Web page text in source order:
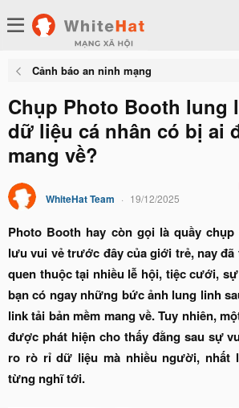
Cảnh báo an ninh mạng
Chụp Photo Booth lung
dữ liệu cá nhân có bị ai
mang về?
WhiteHat Team 19/12/2025
Photo Booth hay còn gọi là quầy
lưu vui vẻ trước đây của giới trẻ, nay
quen thuộc tại nhiều lễ hội, tiệc cưới,
bạn có ngay những bức ảnh lung linh
link tải bản mềm mang về. Tuy nhiên,
được phát hiện cho thấy đằng sau sự
ro rò rỉ dữ liệu mà nhiều người, nhất
từng nghĩ tới.